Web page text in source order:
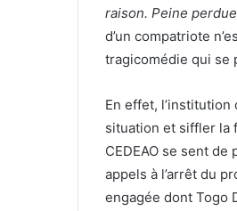
raison. Peine
d’un compatriote
tragicomédie qui se
En effet,
situation et siffler la
CEDEAO se sent
appels à l’arrêt du
engagée dont Togo